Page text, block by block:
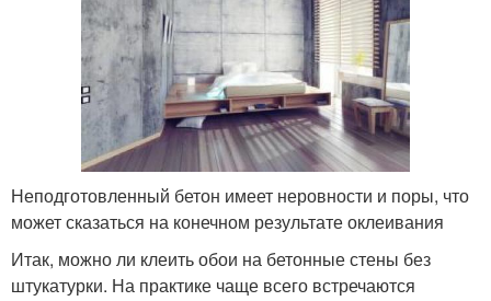
Неподготовленный бетон имеет неровности и поры, что
может сказаться на конечном результате оклеивания
Итак, можно ли клеить обои на бетонные стены без
штукатурки. На практике чаще всего встречаются